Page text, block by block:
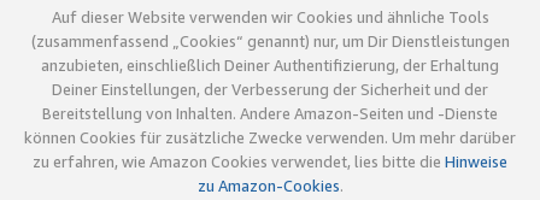
Auf dieser Website verwenden wir Cookies und ähnliche Tools
(zusammenfassend „Cookies“ genannt) nur, um Dir Dienstleistungen
anzubieten, einschließlich Deiner Authentifizierung, der Erhaltung
Deiner Einstellungen, der Verbesserung der Sicherheit und der
Bereitstellung von Inhalten. Andere Amazon-Seiten und -Dienste
können Cookies für zusätzliche Zwecke verwenden. Um mehr darüber
zu erfahren, wie Amazon Cookies verwendet, lies bitte die Hinweise
zu Amazon-Cookies.